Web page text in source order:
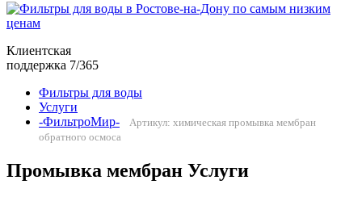
Клиентская
поддержка 7/365
Фильтры для воды
Услуги
-ФильтроМир-
Артикул: химическая промывка мембран
обратного осмоса
Промывка мембран Услуги